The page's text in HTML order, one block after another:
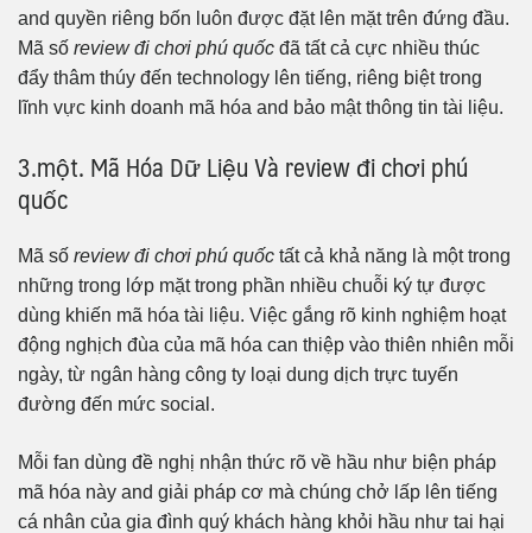
and quyền riêng bốn luôn được đặt lên mặt trên đứng đầu.
Mã số review đi chơi phú quốc đã tất cả cực nhiều thúc
đẩy thâm thúy đến technology lên tiếng, riêng biệt trong
lĩnh vực kinh doanh mã hóa and bảo mật thông tin tài liệu.
3.một. Mã Hóa Dữ Liệu Và review đi chơi phú
quốc
Mã số review đi chơi phú quốc tất cả khả năng là một trong
những trong lớp mặt trong phần nhiều chuỗi ký tự được
dùng khiến mã hóa tài liệu. Việc gắng rõ kinh nghiệm hoạt
động nghịch đùa của mã hóa can thiệp vào thiên nhiên mỗi
ngày, từ ngân hàng công ty loại dung dịch trực tuyến
đường đến mức social.
Mỗi fan dùng đề nghị nhận thức rõ về hầu như biện pháp
mã hóa này and giải pháp cơ mà chúng chở lấp lên tiếng
cá nhân của gia đình quý khách hàng khỏi hầu như tai hại